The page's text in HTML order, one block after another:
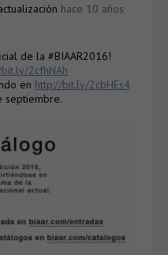
hace 10 años
de la #BIAAR2016!
2cfhNAh
en http://bit.ly/2cbHEs4
septiembre.